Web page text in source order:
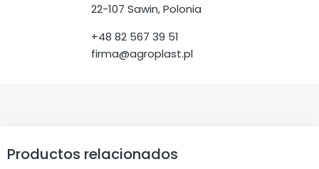
22-107 Sawin, Polonia
+48 82 567 39 51
firma@agroplast.pl
Productos relacionados